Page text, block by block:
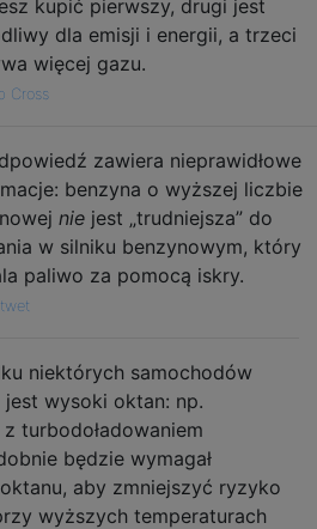
kupić pierwszy, drugi jest
dla emisji i energii, a trzeci
więcej gazu.
Cross
zawiera nieprawidłowe
benzyna o wyższej liczbie
nie jest „trudniejsza” do
w silniku benzynowym, który
paliwo za pomocą iskry.
niektórych samochodów
wysoki oktan: np.
turbodoładowaniem
będzie wymagał
aby zmniejszyć ryzyko
wyższych temperaturach